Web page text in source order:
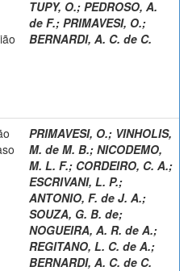
TUPY, O.; PEDROSO, A.
de F.; PRIMAVESI, O.;
BERNARDI, A. C. de C.
PRIMAVESI, O.; VINHOLIS,
M. de M. B.; NICODEMO,
M. L. F.; CORDEIRO, C. A.;
ESCRIVANI, L. P.;
ANTONIO, F. de J. A.;
SOUZA, G. B. de;
NOGUEIRA, A. R. de A.;
REGITANO, L. C. de A.;
BERNARDI, A. C. de C.